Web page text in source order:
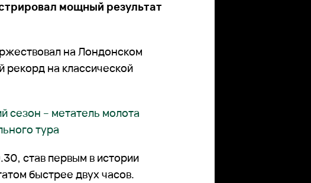
мощный результат
на Лондонском
на классической
сезон – метатель молота
тура
став первым в истории
быстрее двух часов.